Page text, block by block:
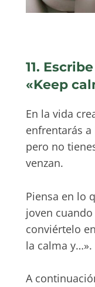
11.
«Keep
En la vida
enfrentarás
pero no
venzan.
Piensa en lo
joven
conviértelo
la calma y…».
A